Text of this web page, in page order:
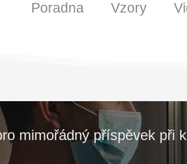
Poradna Vzory
mimořádný příspěvek při